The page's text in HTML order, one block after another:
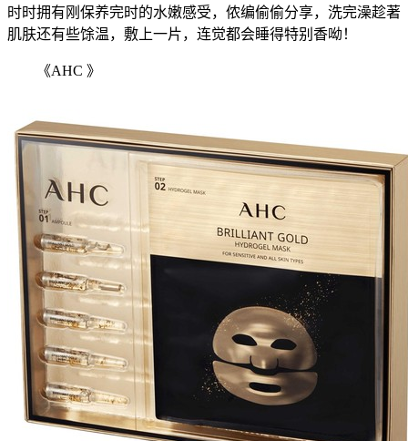
时时拥有刚保养完时的水嫩感受，侬编偷偷分享，洗完澡趁著
肌肤还有些馀温，敷上一片，连觉都会睡得特别香呦！
《AHC 》